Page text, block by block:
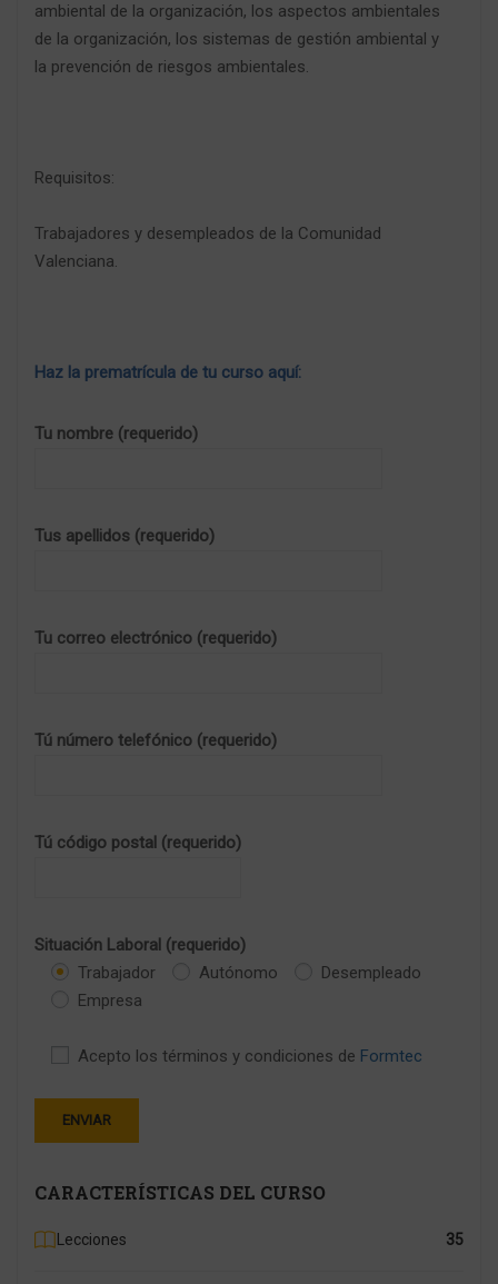
ambiental de la organización, los aspectos ambientales
de la organización, los sistemas de gestión ambiental y
la prevención de riesgos ambientales.
Requisitos:
Trabajadores y desempleados de la Comunidad
Valenciana.
Haz la prematrícula de tu curso aquí:
Tu nombre (requerido)
Tus apellidos (requerido)
Tu correo electrónico (requerido)
Tú número telefónico (requerido)
Tú código postal (requerido)
Situación Laboral (requerido)
Trabajador
Autónomo
Desempleado
Empresa
Acepto los términos y condiciones de Formtec
CARACTERÍSTICAS DEL CURSO
Lecciones 35